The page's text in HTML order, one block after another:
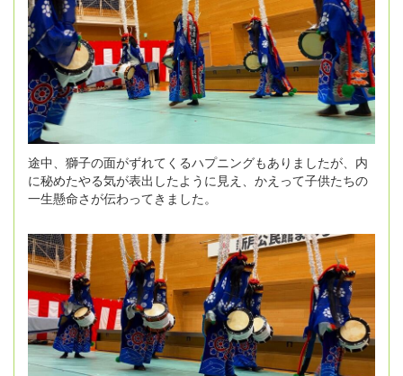
途中、獅子の面がずれてくるハプニングもありましたが、内
に秘めたやる気が表出したように見え、かえって子供たちの
一生懸命さが伝わってきました。